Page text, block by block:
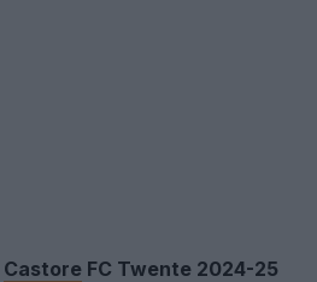
Castore FC Twente 2024-25